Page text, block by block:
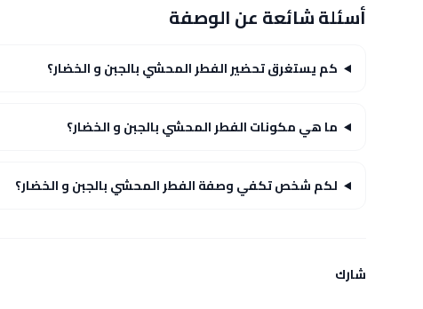
أسئلة شائعة عن الوصفة
كم يستغرق تحضير الفطر المحشي بالجبن و الخضار؟
ما هي مكونات الفطر المحشي بالجبن و الخضار؟
لكم شخص تكفي وصفة الفطر المحشي بالجبن و الخضار؟
شارك